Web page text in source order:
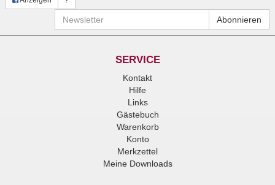
Newsletter Abonnieren
SERVICE
Kontakt
Hilfe
Links
Gästebuch
Warenkorb
Konto
Merkzettel
Meine Downloads